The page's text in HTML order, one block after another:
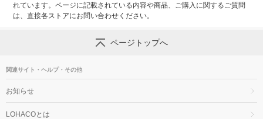
れています。ページに記載されている内容や商品、ご購入に関するご質問
は、直接各ストアにお問い合わせください。
ページトップへ
関連サイト・ヘルプ・その他
お知らせ
LOHACOとは